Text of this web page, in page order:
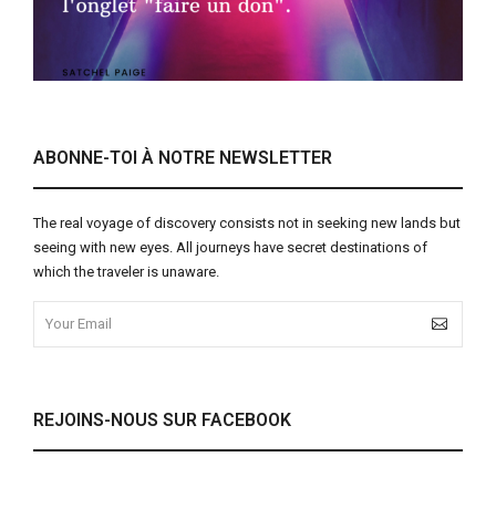
ABONNE-TOI À NOTRE NEWSLETTER
The real voyage of discovery consists not in seeking new lands but
seeing with new eyes. All journeys have secret destinations of
which the traveler is unaware.
REJOINS-NOUS SUR FACEBOOK